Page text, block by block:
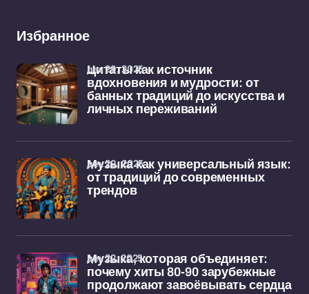
Избранное
Цитаты как источник
вдохновения и мудрости: от
банных традиций до искусства и
личных переживаний
дек 29, 2025
Музыка как универсальный язык:
от традиций до современных
трендов
дек 29, 2025
Музыка, которая объединяет:
почему хиты 80-90 зарубежные
продолжают завоёвывать сердца
дек 22, 2025